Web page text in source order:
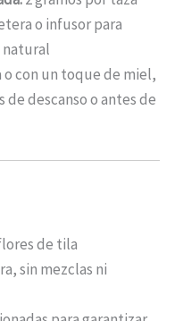
o infusor para
natural
o con un toque de miel,
descanso o antes de
de tila
sin mezclas ni